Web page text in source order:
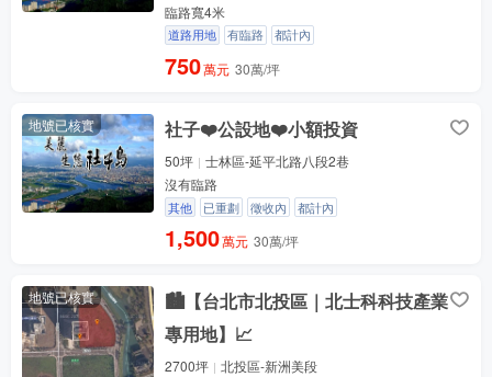
臨路寬4米
道路用地 有臨路 都計內
750萬元 30萬/坪
地號已核實 社子❤️公設地❤️小額投資
50坪
士林區-延平北路八段2巷
沒有臨路
其他 已重劃 徵收內 都計內
1,500萬元 30萬/坪
地號已核實
🏙️【台北市北投區｜北士科科技產業
專用地】📈
2700坪
北投區-新洲美段